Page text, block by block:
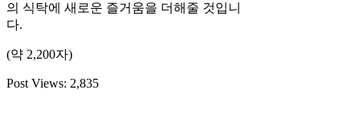
의 식탁에 새로운 즐거움을 더해줄 것입니
다.
(약 2,200자)
Post Views: 2,835